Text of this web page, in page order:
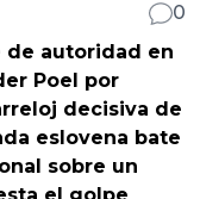
0
de autoridad en
Poel por
decisiva de
eslovena bate
sobre un